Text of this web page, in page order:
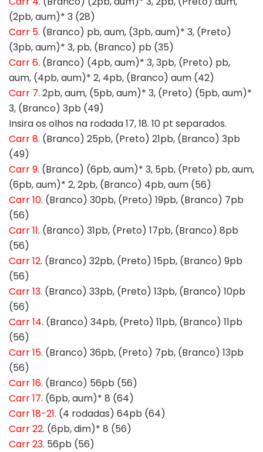
(2pb, aum)* 3 (28)
Carr 5. (Branco) pb, aum, (3pb, aum)* 3, (Preto)
(3pb, aum)* 3, pb, (Branco) pb (35)
Carr 6. (Branco) (4pb, aum)* 3, 3pb, (Preto) pb,
aum, (4pb, aum)* 2, 4pb, (Branco) aum (42)
Carr 7. 2pb, aum, (5pb, aum)* 3, (Preto) (5pb, aum)*
3, (Branco) 3pb (49)
Insira os olhos na rodada 17, 18. 10 pt separados.
Carr 8. (Branco) 25pb, (Preto) 21pb, (Branco) 3pb
(49)
Carr 9. (Branco) (6pb, aum)* 3, 5pb, (Preto) pb, aum,
(6pb, aum)* 2, 2pb, (Branco) 4pb, aum (56)
Carr 10. (Branco) 30pb, (Preto) 19pb, (Branco) 7pb
(56)
Carr 11. (Branco) 31pb, (Preto) 17pb, (Branco) 8pb
(56)
Carr 12. (Branco) 32pb, (Preto) 15pb, (Branco) 9pb
(56)
Carr 13. (Branco) 33pb, (Preto) 13pb, (Branco) 10pb
(56)
Carr 14. (Branco) 34pb, (Preto) 11pb, (Branco) 11pb
(56)
Carr 15. (Branco) 36pb, (Preto) 7pb, (Branco) 13pb
(56)
Carr 16. (Branco) 56pb (56)
Carr 17. (6pb, aum)* 8 (64)
Carr 18-21. (4 rodadas) 64pb (64)
Carr 22. (6pb, dim)* 8 (56)
Carr 23. 56pb (56)